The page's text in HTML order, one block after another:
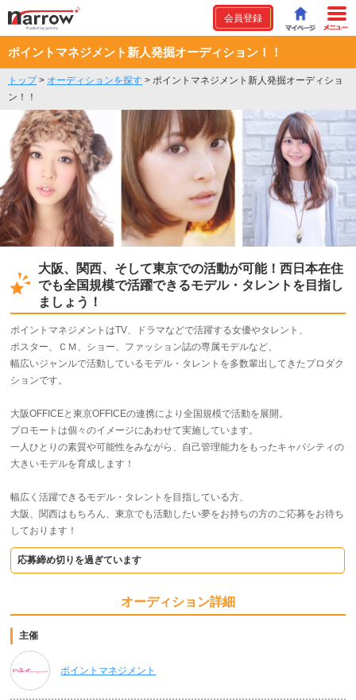
会員登録
ポイントマネジメント新人発掘オーディション！！
トップ> オーディションを探す > ポイントマネジメント新人発掘オーディショ
ン！！
大阪、関西、そして東京での活動が可能！西日本在住
でも全国規模で活躍できるモデル・タレントを目指し
ましょう！
ポイントマネジメントはTV、ドラマなどで活躍する女優やタレント、
ポスター、ＣＭ、ショー、ファッション誌の専属モデルなど、
幅広いジャンルで活動しているモデル・タレントを多数輩出してきたプロダク
ションです。
大阪OFFICEと東京OFFICEの連携により全国規模で活動を展開。
プロモートは個々のイメージにあわせて実施しています。
一人ひとりの素質や可能性をみながら、自己管理能力をもったキャパシティの
大きいモデルを育成します！
幅広く活躍できるモデル・タレントを目指している方、
大阪、関西はもちろん、東京でも活動したい夢をお持ちの方のご応募をお待ち
しております！
応募締め切りを過ぎています
オーディション詳細
主催
ポイントマネジメント